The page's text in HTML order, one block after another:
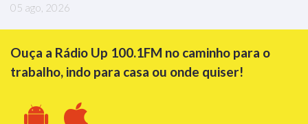
05 ago, 2026
Ouça a Rádio Up 100.1FM no caminho para o
trabalho, indo para casa ou onde quiser!